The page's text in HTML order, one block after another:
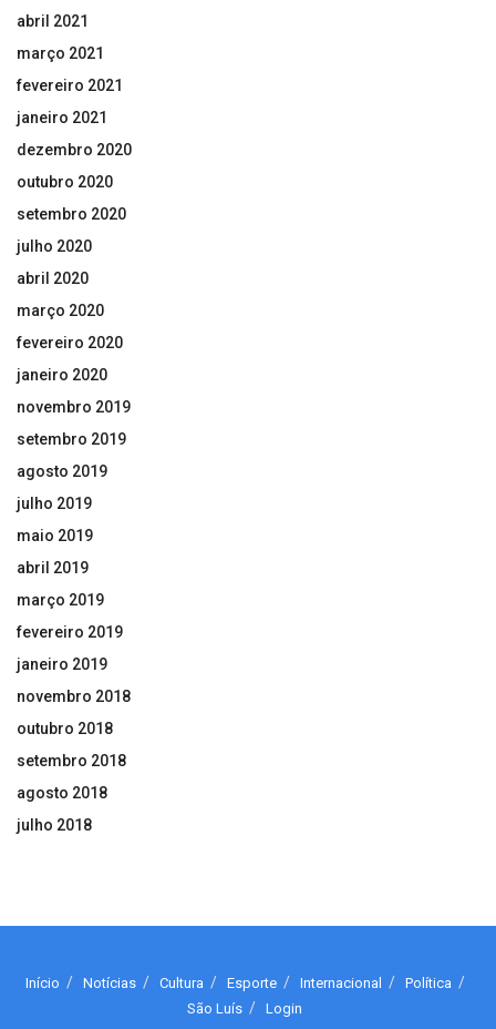
abril 2021
março 2021
fevereiro 2021
janeiro 2021
dezembro 2020
outubro 2020
setembro 2020
julho 2020
abril 2020
março 2020
fevereiro 2020
janeiro 2020
novembro 2019
setembro 2019
agosto 2019
julho 2019
maio 2019
abril 2019
março 2019
fevereiro 2019
janeiro 2019
novembro 2018
outubro 2018
setembro 2018
agosto 2018
julho 2018
Início Notícias Cultura Esporte Internacional
Política
São Luís
Login